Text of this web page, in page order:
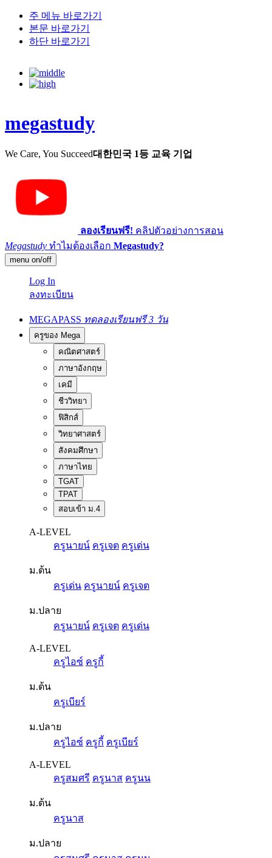
주 메뉴 바로가기
본문 바로가기
하단 바로가기
megastudy
We Care, You Succeed대한민국 1등 교육 기업
ลองเรียนฟรี! คลิปตัวอย่างการสอน
Megastudy ทำไมต้องเลือก Megastudy?
menu on/off
Log In
ลงทะเบียน
MEGAPASS ทดลองเรียนฟรี 3 วัน
ครูของ Mega
คณิตศาสตร์
ภาษาอังกฤษ
เคมี
ชีววิทยา
ฟิสิกส์
วิทยาศาสตร์
สังคมศึกษา
ภาษาไทย
TGAT
TPAT
สอบเข้า ม.4
A-LEVEL
ครูนายน์ ครูเจต ครูเด่น
ม.ต้น
ครูเด่น ครูนายน์ ครูเจต
ม.ปลาย
ครูนายน์ ครูเจต ครูเด่น
A-LEVEL
ครูไอซ์ ครูกี้
ม.ต้น
ครูเบียร์
ม.ปลาย
ครูไอซ์ ครูกี้ ครูเบียร์
A-LEVEL
ครูสมศรี ครูนาส ครูนน
ม.ต้น
ครูนาส
ม.ปลาย